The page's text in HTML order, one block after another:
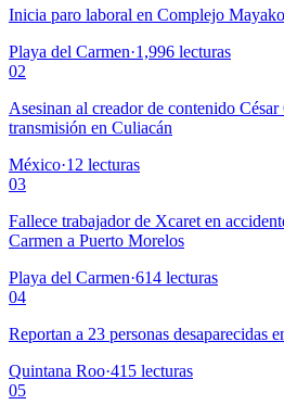
Inicia paro laboral en Complejo
Playa del Carmen·1,996 lecturas
02
Asesinan al creador de contenido
transmisión en Culiacán
México·12 lecturas
03
Fallece trabajador de Xcaret en
Carmen a Puerto Morelos
Playa del Carmen·614 lecturas
04
Reportan a 23 personas desaparecidas
Quintana Roo·415 lecturas
05